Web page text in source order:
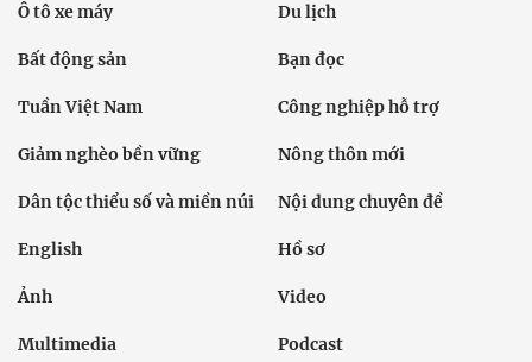
Ô tô xe máy Du lịch
Bất động sản Bạn đọc
Tuần Việt Nam Công nghiệp hỗ trợ
Giảm nghèo bền vững Nông thôn mới
Dân tộc thiểu số và miền núi Nội dung chuyên đề
English Hồ sơ
Ảnh Video
Multimedia Podcast